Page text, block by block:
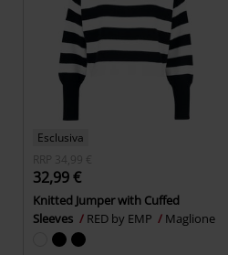
Esclusiva
RRP
34,99 €
32,99 €
Knitted Jumper with Cuffed
Sleeves
RED by EMP Maglione